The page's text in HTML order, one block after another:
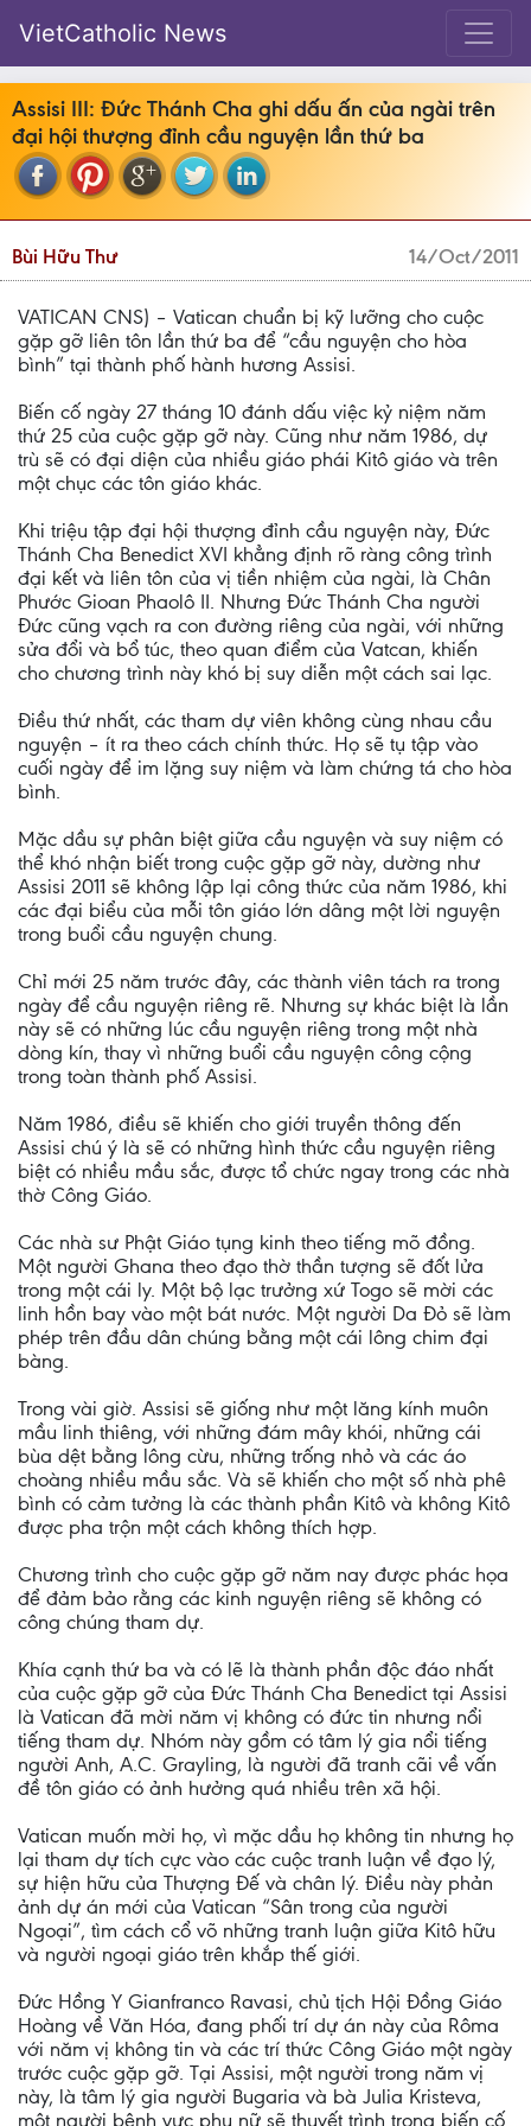
VietCatholic News
Assisi III: Đức Thánh Cha ghi dấu ấn của ngài trên
đại hội thượng đỉnh cầu nguyện lần thứ ba
Bùi Hữu Thư 14/Oct/2011
VATICAN CNS) – Vatican chuẩn bị kỹ lưỡng cho cuộc
gặp gỡ liên tôn lần thứ ba để “cầu nguyện cho hòa
bình” tại thành phố hành hương Assisi.
Biến cố ngày 27 tháng 10 đánh dấu việc kỷ niệm năm
thứ 25 của cuộc gặp gỡ này. Cũng như năm 1986, dự
trù sẽ có đại diện của nhiều giáo phái Kitô giáo và trên
một chục các tôn giáo khác.
Khi triệu tập đại hội thượng đỉnh cầu nguyện này, Đức
Thánh Cha Benedict XVI khẳng định rõ ràng công trình
đại kết và liên tôn của vị tiền nhiệm của ngài, là Chân
Phước Gioan Phaolô II. Nhưng Đức Thánh Cha người
Đức cũng vạch ra con đường riêng của ngài, với những
sửa đổi và bổ túc, theo quan điểm của Vatcan, khiến
cho chương trình này khó bị suy diễn một cách sai lạc.
Điều thứ nhất, các tham dự viên không cùng nhau cầu
nguyện – ít ra theo cách chính thức. Họ sẽ tụ tập vào
cuối ngày để im lặng suy niệm và làm chứng tá cho hòa
bình.
Mặc dầu sự phân biệt giữa cầu nguyện và suy niệm có
thể khó nhận biết trong cuộc gặp gỡ này, dường như
Assisi 2011 sẽ không lập lại công thức của năm 1986, khi
các đại biểu của mỗi tôn giáo lớn dâng một lời nguyện
trong buổi cầu nguyện chung.
Chỉ mới 25 năm trước đây, các thành viên tách ra trong
ngày để cầu nguyện riêng rẽ. Nhưng sự khác biệt là lần
này sẽ có những lúc cầu nguyện riêng trong một nhà
dòng kín, thay vì những buổi cầu nguyện công cộng
trong toàn thành phố Assisi.
Năm 1986, điều sẽ khiến cho giới truyền thông đến
Assisi chú ý là sẽ có những hình thức cầu nguyện riêng
biệt có nhiều mầu sắc, được tổ chức ngay trong các nhà
thờ Công Giáo.
Các nhà sư Phật Giáo tụng kinh theo tiếng mõ đồng.
Một người Ghana theo đạo thờ thần tượng sẽ đốt lửa
trong một cái ly. Một bộ lạc trưởng xứ Togo sẽ mời các
linh hồn bay vào một bát nước. Một người Da Đỏ sẽ làm
phép trên đầu dân chúng bằng một cái lông chim đại
bàng.
Trong vài giờ. Assisi sẽ giống như một lăng kính muôn
mầu linh thiêng, với những đám mây khói, những cái
bùa dệt bằng lông cừu, những trống nhỏ và các áo
choàng nhiều mầu sắc. Và sẽ khiến cho một số nhà phê
bình có cảm tưởng là các thành phần Kitô và không Kitô
được pha trộn một cách không thích hợp.
Chương trình cho cuộc gặp gỡ năm nay được phác họa
để đảm bảo rằng các kinh nguyện riêng sẽ không có
công chúng tham dự.
Khía cạnh thứ ba và có lẽ là thành phần độc đáo nhất
của cuộc gặp gỡ của Đức Thánh Cha Benedict tại Assisi
là Vatican đã mời năm vị không có đức tin nhưng nổi
tiếng tham dự. Nhóm này gồm có tâm lý gia nổi tiếng
người Anh, A.C. Grayling, là người đã tranh cãi về vấn
đề tôn giáo có ảnh hưởng quá nhiều trên xã hội.
Vatican muốn mời họ, vì mặc dầu họ không tin nhưng họ
lại tham dự tích cực vào các cuộc tranh luận về đạo lý,
sự hiện hữu của Thượng Đế và chân lý. Điều này phản
ảnh dự án mới của Vatican “Sân trong của người
Ngoại”, tìm cách cổ võ những tranh luận giữa Kitô hữu
và người ngoại giáo trên khắp thế giới.
Đức Hồng Y Gianfranco Ravasi, chủ tịch Hội Đồng Giáo
Hoàng về Văn Hóa, đang phối trí dự án này của Rôma
với năm vị không tin và các trí thức Công Giáo một ngày
trước cuộc gặp gỡ. Tại Assisi, một người trong năm vị
này, là tâm lý gia người Bugaria và bà Julia Kristeva,
một người bênh vực phụ nữ sẽ thuyết trình trong biến cố